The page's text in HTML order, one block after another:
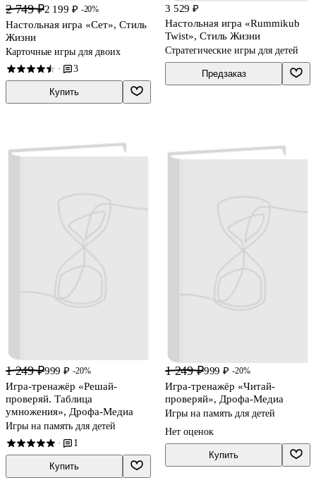
2 749 ₽2 199 ₽ -20%
Настольная игра «Сет», Стиль
Жизни
Карточные игры для двоих
· 3
Купить
3 529 ₽
Настольная игра «Rummikub
Twist», Стиль Жизни
Стратегические игры для детей
Предзаказ
1 249 ₽999 ₽ -20%
Игра-тренажёр «Решай-
проверяй. Таблица
умножения», Дрофа-Медиа
Игры на память для детей
· 1
Купить
1 249 ₽999 ₽ -20%
Игра-тренажёр «Читай-
проверяй», Дрофа-Медиа
Игры на память для детей
Нет оценок
Купить